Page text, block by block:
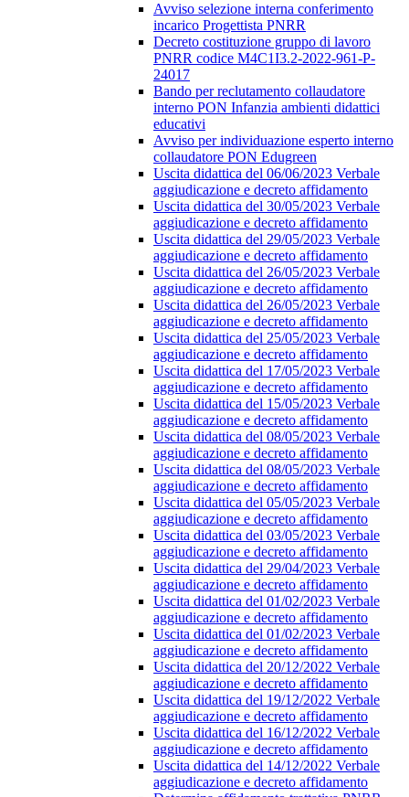
Avviso selezione interna conferimento
incarico Progettista PNRR
Decreto costituzione gruppo di lavoro
PNRR codice M4C1I3.2-2022-961-P-
24017
Bando per reclutamento collaudatore
interno PON Infanzia ambienti didattici
educativi
Avviso per individuazione esperto interno
collaudatore PON Edugreen
Uscita didattica del 06/06/2023 Verbale
aggiudicazione e decreto affidamento
Uscita didattica del 30/05/2023 Verbale
aggiudicazione e decreto affidamento
Uscita didattica del 29/05/2023 Verbale
aggiudicazione e decreto affidamento
Uscita didattica del 26/05/2023 Verbale
aggiudicazione e decreto affidamento
Uscita didattica del 26/05/2023 Verbale
aggiudicazione e decreto affidamento
Uscita didattica del 25/05/2023 Verbale
aggiudicazione e decreto affidamento
Uscita didattica del 17/05/2023 Verbale
aggiudicazione e decreto affidamento
Uscita didattica del 15/05/2023 Verbale
aggiudicazione e decreto affidamento
Uscita didattica del 08/05/2023 Verbale
aggiudicazione e decreto affidamento
Uscita didattica del 08/05/2023 Verbale
aggiudicazione e decreto affidamento
Uscita didattica del 05/05/2023 Verbale
aggiudicazione e decreto affidamento
Uscita didattica del 03/05/2023 Verbale
aggiudicazione e decreto affidamento
Uscita didattica del 29/04/2023 Verbale
aggiudicazione e decreto affidamento
Uscita didattica del 01/02/2023 Verbale
aggiudicazione e decreto affidamento
Uscita didattica del 01/02/2023 Verbale
aggiudicazione e decreto affidamento
Uscita didattica del 20/12/2022 Verbale
aggiudicazione e decreto affidamento
Uscita didattica del 19/12/2022 Verbale
aggiudicazione e decreto affidamento
Uscita didattica del 16/12/2022 Verbale
aggiudicazione e decreto affidamento
Uscita didattica del 14/12/2022 Verbale
aggiudicazione e decreto affidamento